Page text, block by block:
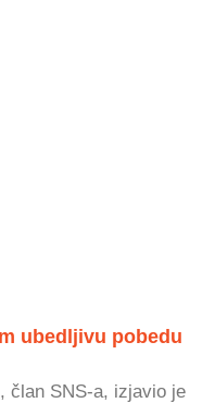
ubedljivu pobedu
član SNS-a, izjavio je